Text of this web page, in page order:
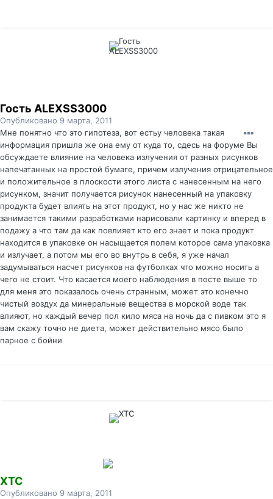
Гость ALEXSS3000
Опубликовано 9 марта, 2011
Мне понятно что это гипотеза, вот естьу человека такая
информация пришла же она ему от куда то, сдесь на форуме Вы
обсуждаете влияние на человека излучения от разных рисунков
напечатанных на простой бумаге, причем излучения отрицательное
и положительное в плоскости этого листа с нанесенным на него
рисунком, значит получается рисунок нанесенный на упаковку
продукта будет влиять на этот продукт, но у нас же никто не
занимается такими разработками нарисовали картинку и вперед в
подажу а что там да как повлияет кто его знает и пока продукт
находится в упаковке он насыщается полем которое сама упаковка
и излучает, а потом мы его во внутрь в себя, я уже начал
задумываться насчет рисунков на футболках что можно носить а
чего не стоит. Что касается моего наблюдения в посте выше то
для меня это показалось очень странным, может это конечно
чистый воздух да минеральные вещества в морской воде так
влияют, но каждый вечер пол кило мяса на ночь да с пивком это я
вам скажу точно не диета, может действительно мясо было
парное с бойни
XTC
Опубликовано 9 марта, 2011